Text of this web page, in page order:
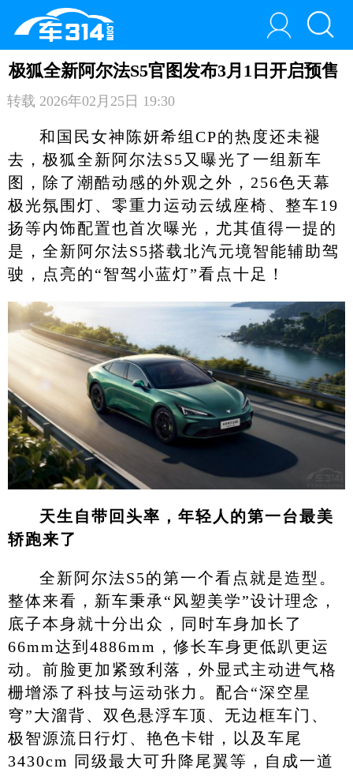
极狐全新阿尔法S5官图发布3月1日开启预售
转载 2026年02月25日 19:30
和国民女神陈妍希组CP的热度还未褪
去，极狐全新阿尔法S5又曝光了一组新车
图，除了潮酷动感的外观之外，256色天幕
极光氛围灯、零重力运动云绒座椅、整车19
扬等内饰配置也首次曝光，尤其值得一提的
是，全新阿尔法S5搭载北汽元境智能辅助驾
驶，点亮的“智驾小蓝灯”看点十足！
天生自带回头率，年轻人的第一台最美
轿跑来了
全新阿尔法S5的第一个看点就是造型。
整体来看，新车秉承“风塑美学”设计理念，
底子本身就十分出众，同时车身加长了
66mm达到4886mm，修长车身更低趴更运
动。前脸更加紧致利落，外显式主动进气格
栅增添了科技与运动张力。配合“深空星
穹”大溜背、双色悬浮车顶、无边框车门、
极智源流日行灯、艳色卡钳，以及车尾
3430cm 同级最大可升降尾翼等，自成一道